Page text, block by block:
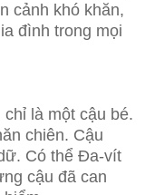
cảnh khó khăn,
đình trong mọi
là một cậu bé.
chiên. Cậu
Có thể Đa-vít
cậu đã can